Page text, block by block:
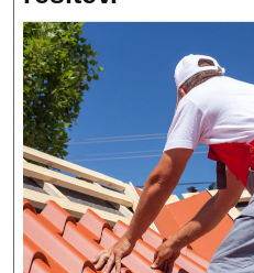
paneli:
priporočam
vsakomur,
ki
si
želi
trajno,